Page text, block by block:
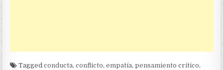
Taggedconducta,conflicto,empatía,pensamiento crítico,